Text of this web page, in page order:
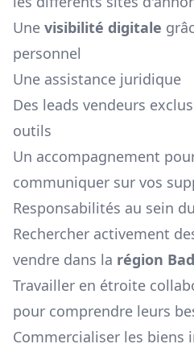
Une visibilité digitale
personnel
Une assistance juridique
Des leads vendeurs
outils
Un accompagnement
communiquer sur vos
Responsabilités au sein
Rechercher activement
vendre dans la région
Travailler en étroite
pour comprendre leurs
Commercialiser les biens